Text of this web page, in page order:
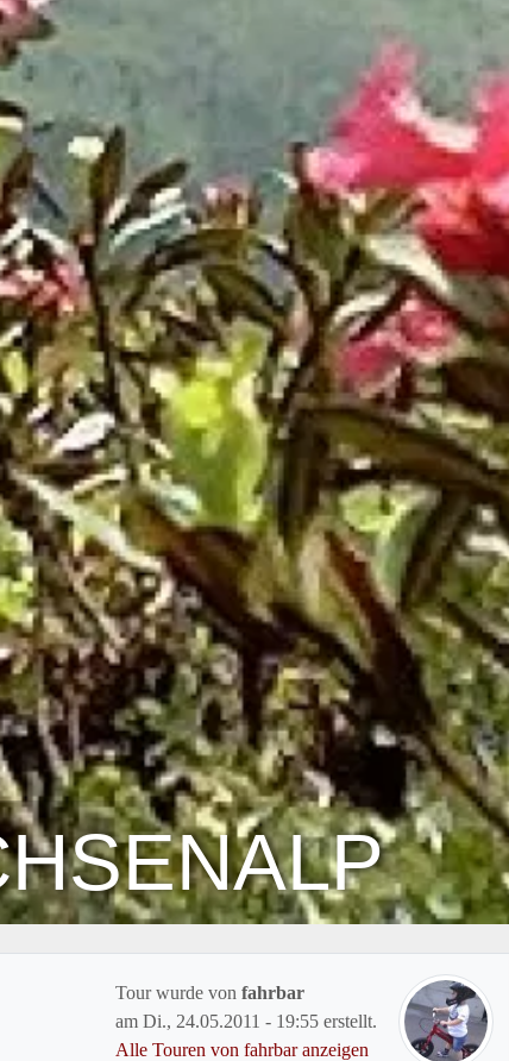
Tour wurde von fahrbar
am Di., 24.05.2011 - 19:55 erstellt.
Alle Touren von fahrbar anzeigen